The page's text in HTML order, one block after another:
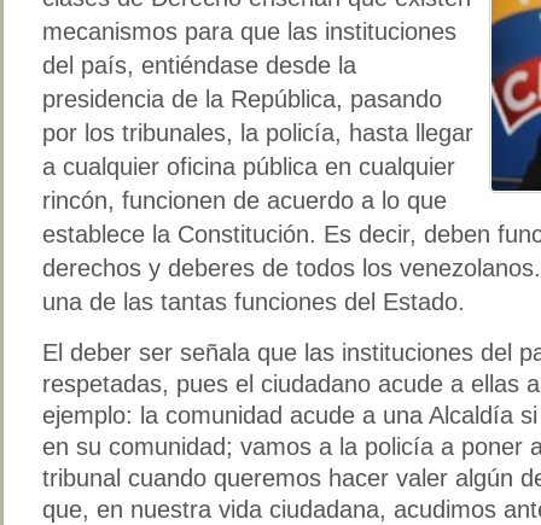
mecanismos para que las instituciones
del país, entiéndase desde la
presidencia de la República, pasando
por los tribunales, la policía, hasta llegar
a cualquier oficina pública en cualquier
rincón, funcionen de acuerdo a lo que
establece la Constitución. Es decir, deben
derechos y deberes de todos los
una de las tantas funciones del Estado.
El deber ser señala que las instituciones del
respetadas, pues el ciudadano acude a ellas
ejemplo: la comunidad acude a una Alcaldía
en su comunidad; vamos a la policía a poner
tribunal cuando queremos hacer valer algún
que, en nuestra vida ciudadana, acudimos